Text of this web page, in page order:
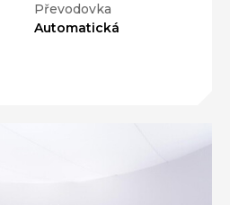
Převodovka
Automatická